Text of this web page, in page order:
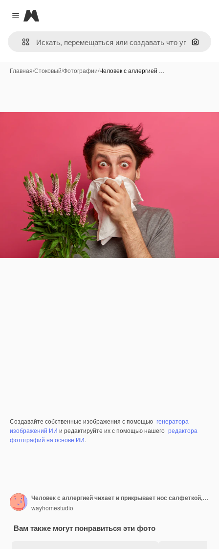
Close menu
Magnific
Поиск
Главная/Стоковый/Фотографии/Человек с аллергией …
Создавайте собственные изображения с помощью генератора
изображений ИИ и редактируйте их с помощью нашего редактора
фотографий на основе ИИ.
Человек с аллергией чихает и прикрывает нос салфеткой, слушает советы аллерголога, как вылечить сенную лихорадку, имеет красные слезящиеся глаза, нуждается в лечении аллергического ринита, изолированный на розовой стене.
wayhomestudio
Вам также могут понравиться эти фото